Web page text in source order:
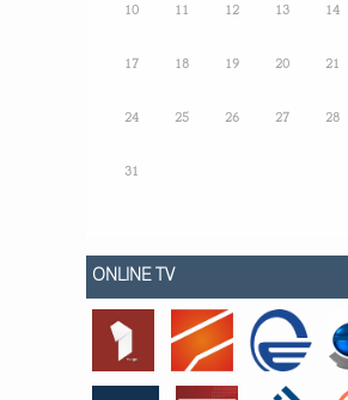
10 11 12 13 14
17 18 19 20 21
24 25 26 27 28
31
ONLINE TV